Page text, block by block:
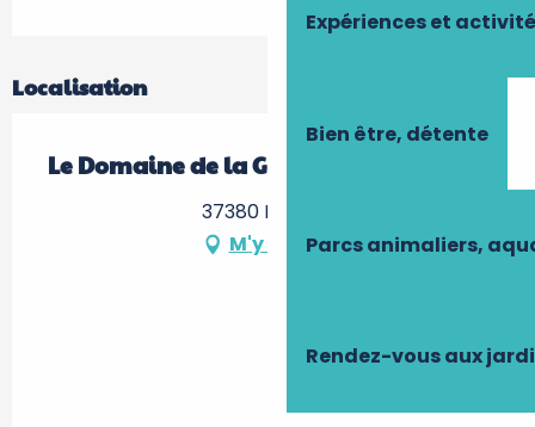
Expériences et
Bien être, détente
Parcs animaliers,
Rendez-vous aux
Localisation
Le Domaine de la Galinière
37380 Nouzilly
M'y rendre